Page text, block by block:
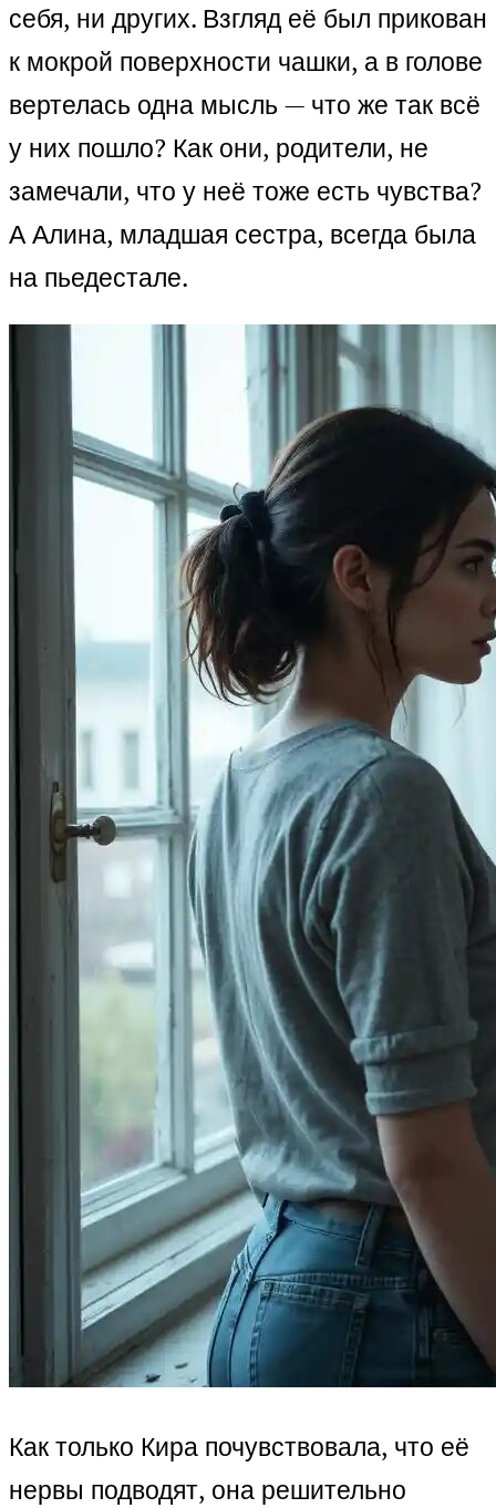
себя, ни других. Взгляд её был прикован
к мокрой поверхности чашки, а в голове
вертелась одна мысль — что же так всё
у них пошло? Как они, родители, не
замечали, что у неё тоже есть чувства?
А Алина, младшая сестра, всегда была
на пьедестале.
Как только Кира почувствовала, что её
нервы подводят, она решительно